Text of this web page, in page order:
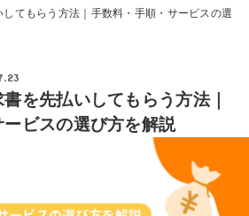
てもらう方法｜手数料・手順・サービスの選
を先払いしてもらう方法｜
ビスの選び方を解説